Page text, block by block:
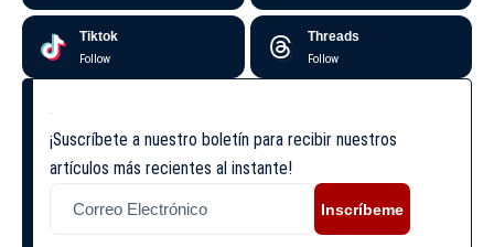
Tiktok
Follow
Threads
Follow
¡Suscríbete a nuestro boletín para recibir nuestros
artículos más recientes al instante!
Inscríbeme